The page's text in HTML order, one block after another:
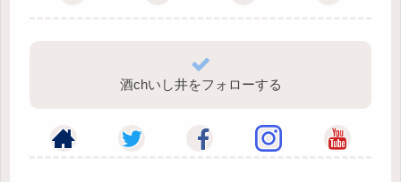
酒chいし井をフォローする